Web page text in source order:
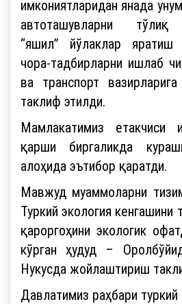
имкониятларидан янада
автоташувларни тўлиқ
“яшил” йўлаклар яратиш
чора-тадбирларни ишлаб
ва транспорт
таклиф этилди.
Мамлакатимиз етакчиси
қарши биргаликда
алоҳида эътибор қаратди.
Мавжуд муаммоларни
Туркий экология кенгашини
қароргоҳини экологик
кўрган ҳудуд –
Нукусда жойлаштириш
Давлатимиз раҳбари туркий